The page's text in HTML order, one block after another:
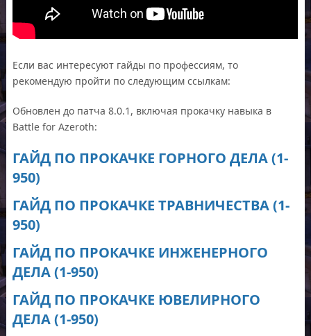
Если вас интересуют гайды по профессиям, то
рекомендую пройти по следующим ссылкам:
Обновлен до патча 8.0.1, включая прокачку навыка в
Battle for Azeroth:
ГАЙД ПО ПРОКАЧКЕ ГОРНОГО ДЕЛА (1-
950)
ГАЙД ПО ПРОКАЧКЕ ТРАВНИЧЕСТВА (1-
950)
ГАЙД ПО ПРОКАЧКЕ ИНЖЕНЕРНОГО
ДЕЛА (1-950)
ГАЙД ПО ПРОКАЧКЕ ЮВЕЛИРНОГО
ДЕЛА (1-950)